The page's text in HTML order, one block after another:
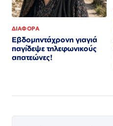
ΔΙΑΦΟΡΑ
Εβδομηντάχρονη γιαγιά
παγίδεψε τηλεφωνικούς
απατεώνες!